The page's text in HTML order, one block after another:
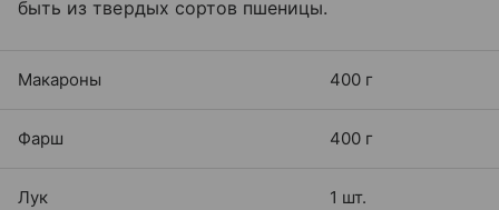
быть из твердых сортов пшеницы.
Макароны 400 г
Фарш 400 г
Лук 1 шт.